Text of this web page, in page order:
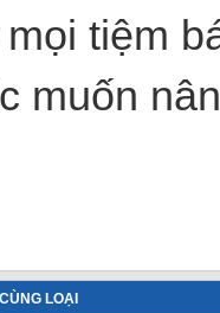
tiệm
muốn
LOẠI